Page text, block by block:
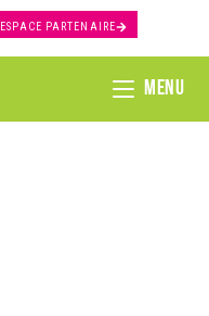
ESPACE PARTENAIRE
MENU